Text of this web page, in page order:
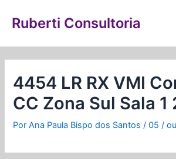
para
conteúdo
Ruberti Consultoria
4454 LR RX VMI
CC Zona Sul Sala 1
PorAna Paula Bispo dos Santos/05 /
de